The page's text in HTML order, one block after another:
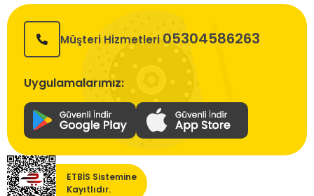
Müşteri Hizmetleri 05304586263
Uygulamalarımız:
ETBİS Sistemine
Kayıtlıdır.